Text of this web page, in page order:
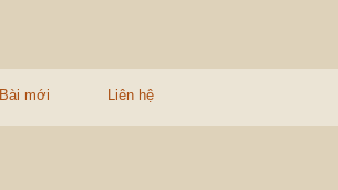
Bài mới Liên hệ